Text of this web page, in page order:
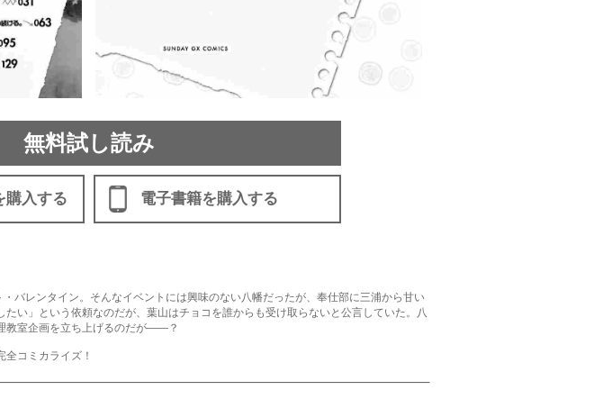
無料試し読み
購入する 電子書籍を購入する
バレンタイン。そんなイベントには興味のない八幡だったが、奉仕部に三浦から甘い
い」という依頼なのだが、葉山はチョコを誰からも受け取らないと公言していた。八
教室企画を立ち上げるのだが――？
コミカライズ！